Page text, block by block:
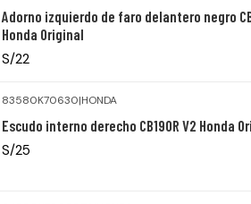
Adorno izquierdo de faro delantero negro
Honda Original
S/22
83580K70630|HONDA
Escudo interno derecho CB190R V2 Honda
S/25